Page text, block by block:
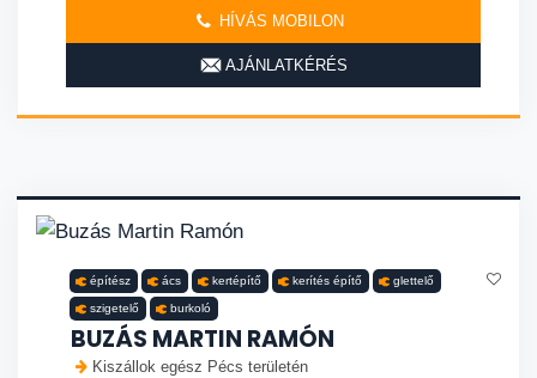
HÍVÁS MOBILON
AJÁNLATKÉRÉS
építész ács kertépítő kerítés építő glettelő
szigetelő burkoló
BUZÁS MARTIN RAMÓN
Kiszállok egész Pécs területén